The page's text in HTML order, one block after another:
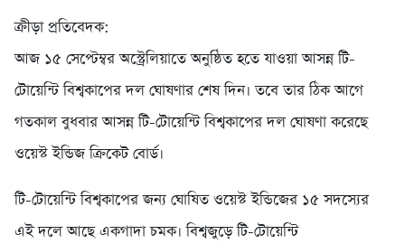
ক্রীড়া প্রতিবেদক:
আজ ১৫ সেপ্টেম্বর অস্ট্রেলিয়াতে অনুষ্ঠিত হতে যাওয়া আসন্ন টি-
টোয়েন্টি বিশ্বকাপের দল ঘোষণার শেষ দিন। তবে তার ঠিক আগে
গতকাল বুধবার আসন্ন টি-টোয়েন্টি বিশ্বকাপের দল ঘোষণা করেছে
ওয়েস্ট ইন্ডিজ ক্রিকেট বোর্ড।
টি-টোয়েন্টি বিশ্বকাপের জন্য ঘোষিত ওয়েস্ট ইন্ডিজের ১৫ সদস্যের
এই দলে আছে একগাদা চমক। বিশ্বজুড়ে টি-টোয়েন্টি